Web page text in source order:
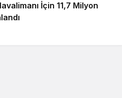
İçin 11,7 Milyon